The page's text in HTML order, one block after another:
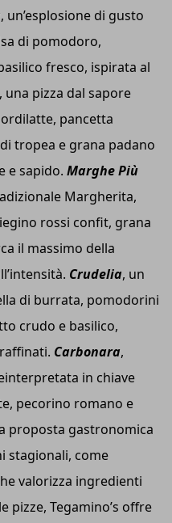
, un’esplosione di gusto
di pomodoro,
fresco, ispirata al
, una pizza dal sapore
pancetta
tropea e grana padano
e sapido. Marghe Più
Margherita,
rossi confit, grana
il massimo della
Crudelia, un
di burrata, pomodorini
crudo e basilico,
Carbonara,
in chiave
pecorino romano e
proposta gastronomica
stagionali, come
valorizza ingredienti
pizze, Tegamino’s offre